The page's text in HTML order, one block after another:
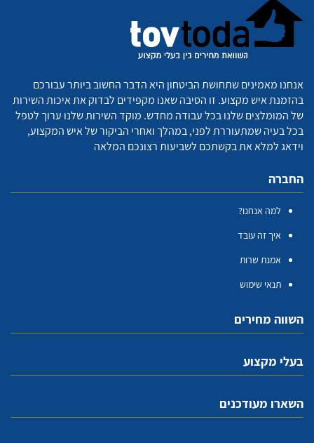
אנחנו מאמינים שתחושת הביטחון היא הדבר החשוב ביותר עבורכם
בהזמנת איש מקצוע. זו הסיבה שאנו מקפידים לבדוק את איכות השירות
של המומלצים שלנו בכל עבודה מחדש. מוקד השירות שלנו ערוך לטפל
בכל בעיה שמתעוררת לפני, במהלך ואחרי הביקור של איש המקצוע,
וידאג למלא את בקשתכם לשביעות רצונכם המלאה
החברה
למה אנחנו?
איך זה עובד
אמנת שרות
תנאי שימוש
השווה מחירים
בעלי מקצוע
השארו מעודכנים